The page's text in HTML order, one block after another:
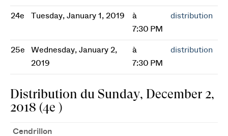
24e Tuesday, January 1, 2019
à
7:30 PM
distribution
25e
Wednesday, January 2,
2019
à
7:30 PM
distribution
Distribution du Sunday, December 2,
2018 (4e )
Cendrillon